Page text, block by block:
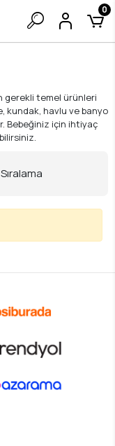
0
gerekli temel ürünleri
kundak, havlu ve banyo
Bebeğiniz için ihtiyaç
Sıralama